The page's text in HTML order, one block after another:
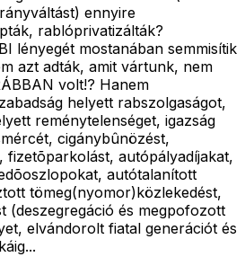
ennyire
rablóprivatizálták?
lényegét mostanában semmisítik
azt adták, amit vártunk, nem
volt!? Hanem
helyett rabszolgaságot,
reménytelenséget, igazság
cigánybûnözést,
fizetõparkolást, autópályadíjakat,
autótalanított
tömeg(nyomor)közlekedést,
(deszegregáció és megpofozott
elvándorolt fiatal generációt és